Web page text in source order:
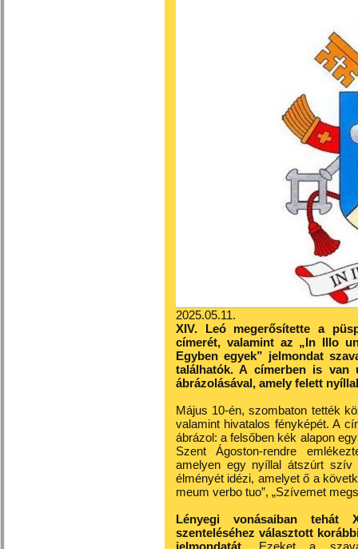
2025.05.11.
XIV. Leó megerősítette a
címerét, valamint az „In Illo
Egyben egyek” jelmondat
találhatók. A címerben is
ábrázolásával, amely felett
Május 10-én, szombaton tették
valamint hivatalos fényképét. A
ábrázol: a felsőben kék alapon
Szent Ágoston-rendre
amelyen egy nyíllal átszúrt szív
élményét idézi, amelyet ő a
meum verbo tuo”, „Szívemet
Lényegi vonásaiban tehát
szenteléséhez választott
jelmondatát. Ezeket a